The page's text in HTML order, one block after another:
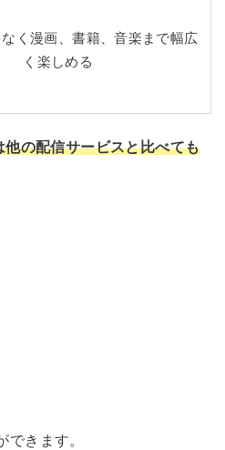
く漫画、書籍、音楽まで幅広
く楽しめる
の配信サービスと比べても
できます。